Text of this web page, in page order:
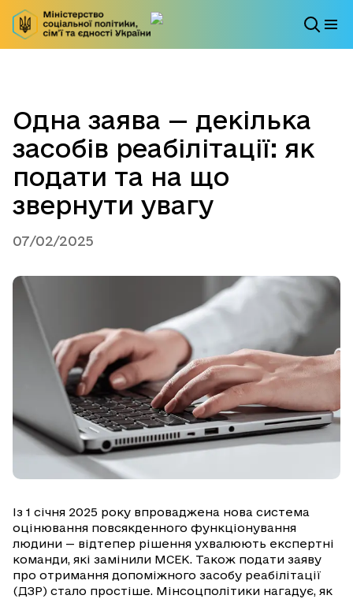
Одна заява — декілька
засобів реабілітації: як
подати та на що
звернути увагу
07/02/2025
Із 1 січня 2025 року впроваджена нова система
оцінювання повсякденного функціонування
людини — відтепер рішення ухвалюють експертні
команди, які замінили МСЕК. Також подати заяву
про отримання допоміжного засобу реабілітації
(ДЗР) стало простіше. Мінсоцполітики нагадує, як